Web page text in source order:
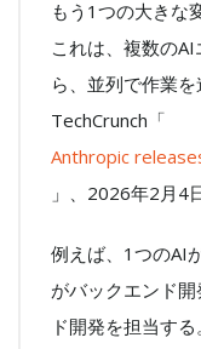
もう1つの大きな
これは、複数の
ら、並列で作業
TechCrunch「
Anthropic
」、2026年2月4
例えば、1つのAI
がバックエンド
ド開発を担当す